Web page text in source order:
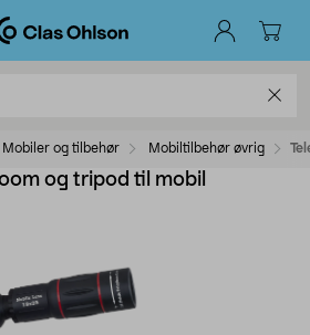
Mobiler og tilbehør Mobiltilbehør øvrig
og tripod til mobil